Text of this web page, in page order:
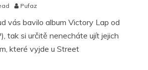
Pufaz
vás bavilo album Victory Lap od
tak si určitě nenecháte ujít jejich
které vyjde u Street